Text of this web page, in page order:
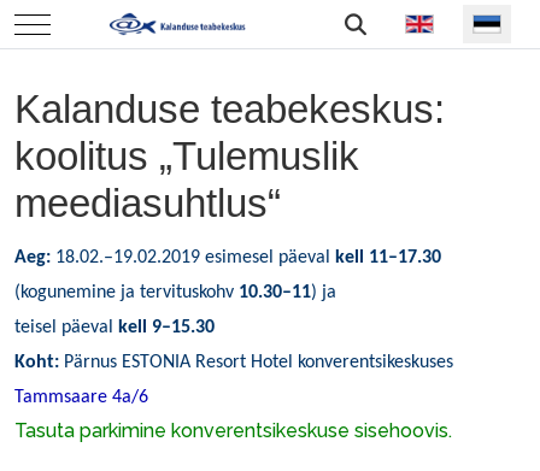
Mobile Menu Toggle Vali keel
Kalanduse teabekeskus:
koolitus „Tulemuslik
meediasuhtlus“
Aeg: 18.02.–19.02.2019 esimesel päeval kell 11–17.30
(kogunemine ja tervituskohv 10.30–11) ja
teisel päeval
kell 9–15.30
Koht: Pärnus ESTONIA Resort Hotel konverentsikeskuses
Tammsaare 4a/6
Tasuta parkimine konverentsikeskuse sisehoovis.